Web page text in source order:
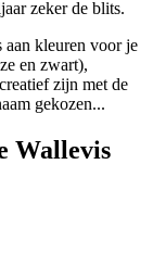
zeker de blits.
kleuren voor je
en zwart),
zijn met de
gekozen...
Wallevis